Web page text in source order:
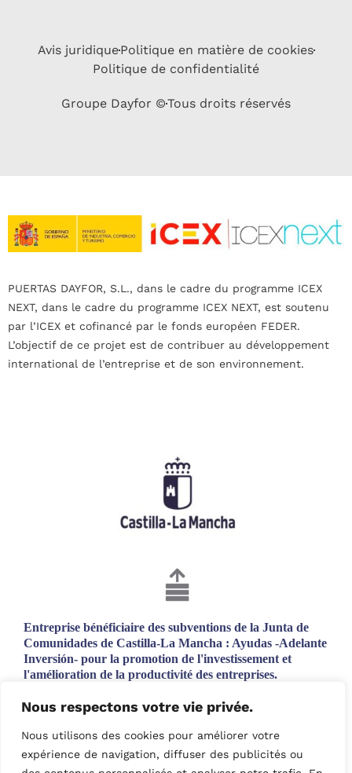
Nous respectons votre vie privée.
Nous utilisons des cookies pour améliorer votre
expérience de navigation, diffuser des publicités ou
Avis juridiquePolitique en matière de cookies
Politique de confidentialité
Groupe Dayfor ©Tous droits réservés
PUERTAS DAYFOR, S.L., dans le cadre du programme ICEX
NEXT, dans le cadre du programme ICEX NEXT, est soutenu
par l’ICEX et cofinancé par le fonds européen FEDER.
L’objectif de ce projet est de contribuer au développement
international de l’entreprise et de son environnement.
Entreprise bénéficiaire des subventions de la Junta de
Comunidades de Castilla-La Mancha : Ayudas -Adelante
Inversión- pour la promotion de l'investissement et
l'amélioration de la productivité des entreprises.
européen de développement régional.
compétitif.